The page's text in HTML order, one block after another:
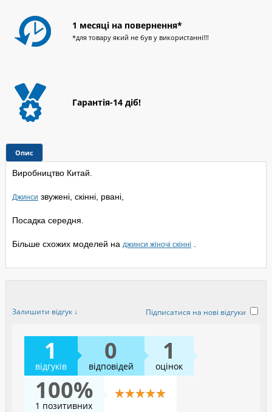
1 месяці на повернення*
*для товару який не був у використанні!!!
Гарантія-14 діб!
Опис
Виробництво Китай.
Джинси звужені, скінні, рвані,
Посадка середня.
Більше схожих моделей на джинси жіночі скінні
Підписатися на нові відгуки
Залишити відгук ↓
1
відгуків
0
відповідей
1
оцінок
100%
1 позитивних